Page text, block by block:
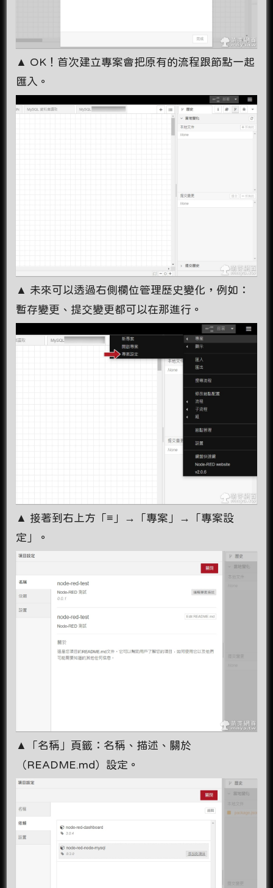
▲ OK！首次建立專案會把原有的流程跟節點一起
匯入。
▲ 未來可以透過右側欄位管理歷史變化，例如：
暫存變更、提交變更都可以在那進行。
▲ 接著到右上方「≡」→「專案」→「專案設
定」。
▲「名稱」頁籤：名稱、描述、關於
（README.md）設定。